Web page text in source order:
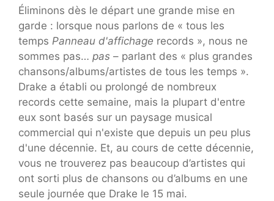
Éliminons dès le départ une grande mise en
garde : lorsque nous parlons de « tous les
temps Panneau d'affichage records », nous ne
sommes pas… pas – parlant des « plus grandes
chansons/albums/artistes de tous les temps ».
Drake a établi ou prolongé de nombreux
records cette semaine, mais la plupart d'entre
eux sont basés sur un paysage musical
commercial qui n'existe que depuis un peu plus
d'une décennie. Et, au cours de cette décennie,
vous ne trouverez pas beaucoup d’artistes qui
ont sorti plus de chansons ou d’albums en une
seule journée que Drake le 15 mai.